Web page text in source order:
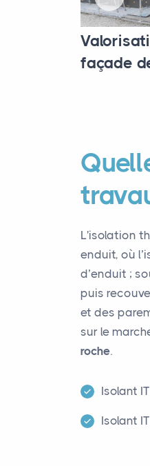
façade
L'isolation
enduit, où
d’enduit ;
puis
et des
sur le
roche.
Isolant
Isolant